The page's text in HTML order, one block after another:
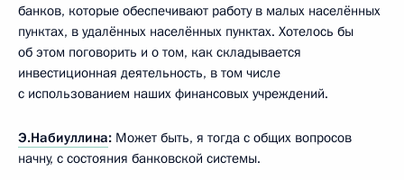
банков, которые обеспечивают работу в малых населённых
пунктах, в удалённых населённых пунктах. Хотелось бы
об этом поговорить и о том, как складывается
инвестиционная деятельность, в том числе
с использованием наших финансовых учреждений.
Э.Набиуллина: Может быть, я тогда с общих вопросов
начну, с состояния банковской системы.